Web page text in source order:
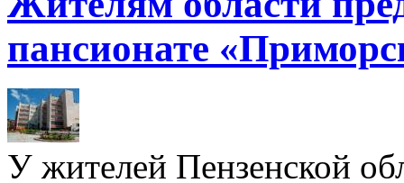
пансионате
У жителей Пензенской